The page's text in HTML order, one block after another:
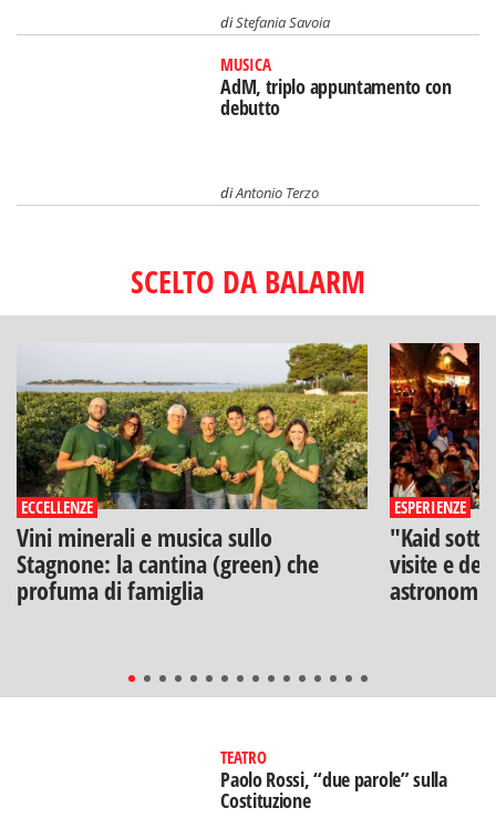
diStefania Savoia
MUSICA
AdM, triplo appuntamento con
debutto
diAntonio Terzo
SCELTO DA BALARM
ECCELLENZE
Vini minerali e musica sullo
Stagnone: la cantina (green) che
profuma di famiglia
ESPERIENZE
"Kaid
visite e
astronomia
TEATRO
Paolo Rossi, “due parole” sulla
Costituzione